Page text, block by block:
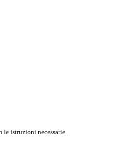
le istruzioni necessarie.